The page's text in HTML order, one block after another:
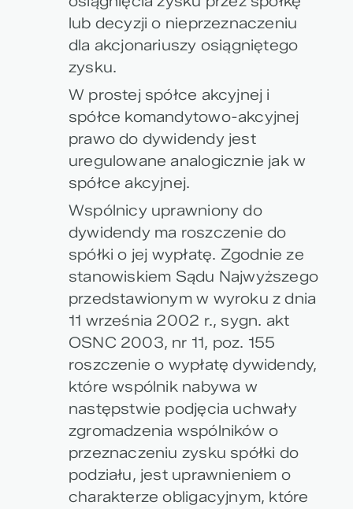
lub decyzji o nieprzeznaczeniu
dla akcjonariuszy osiągniętego
zysku.
W prostej spółce akcyjnej i
spółce komandytowo-akcyjnej
prawo do dywidendy jest
uregulowane analogicznie jak w
spółce akcyjnej.
Wspólnicy uprawniony do
dywidendy ma roszczenie do
spółki o jej wypłatę. Zgodnie ze
stanowiskiem Sądu Najwyższego
przedstawionym w wyroku z dnia
11 września 2002 r., sygn. akt
OSNC 2003, nr 11, poz. 155
roszczenie o wypłatę dywidendy,
które wspólnik nabywa w
następstwie podjęcia uchwały
zgromadzenia wspólników o
przeznaczeniu zysku spółki do
podziału, jest uprawnieniem o
charakterze obligacyjnym, które